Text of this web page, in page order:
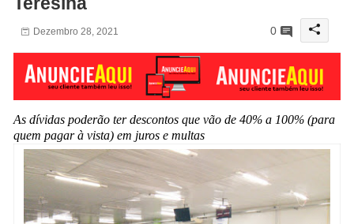
Dezembro 28, 2021 0
As dívidas poderão ter descontos que vão de 40% a 100% (para
quem pagar à vista) em juros e multas